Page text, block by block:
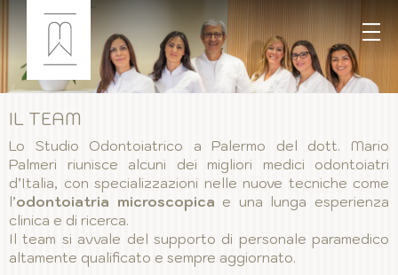
IL TEAM
Lo Studio Odontoiatrico a Palermo del dott. Mario
Palmeri riunisce alcuni dei migliori medici odontoiatri
d’Italia, con specializzazioni nelle nuove tecniche come
l’odontoiatria microscopica e una lunga esperienza
clinica e di ricerca.
Il team si avvale del supporto di personale paramedico
altamente qualificato e sempre aggiornato.